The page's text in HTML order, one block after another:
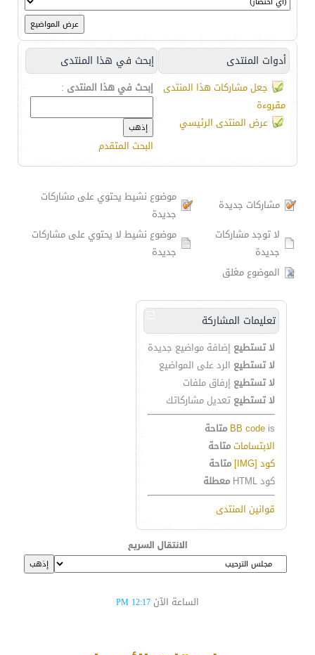
أدوات المنتدى إبحث في هذا المنتدى
جعل مشاركات هذا المنتدى
مقروءة
عرض المنتدى الرئيسي
إبحث في هذا المنتدى :
البحث المتقدم
مشاركات جديدة
موضوع نشيط يحتوي على مشاركات
جديدة
لا توجد مشاركات
جديدة
موضوع نشيط لا يحتوي على مشاركات
جديدة
الموضوع مغلق
تعليمات المشاركة
لا تستطيع إضافة مواضيع جديدة
لا تستطيع الرد على المواضيع
لا تستطيع إرفاق ملفات
لا تستطيع تعديل مشاركاتك
BB code is
متاحة
الابتساماتمتاحة
كود [IMG]
متاحة
كود HTML
معطلة
قوانين المنتدى
الانتقال السريع
الساعة الآن 12:17 PM